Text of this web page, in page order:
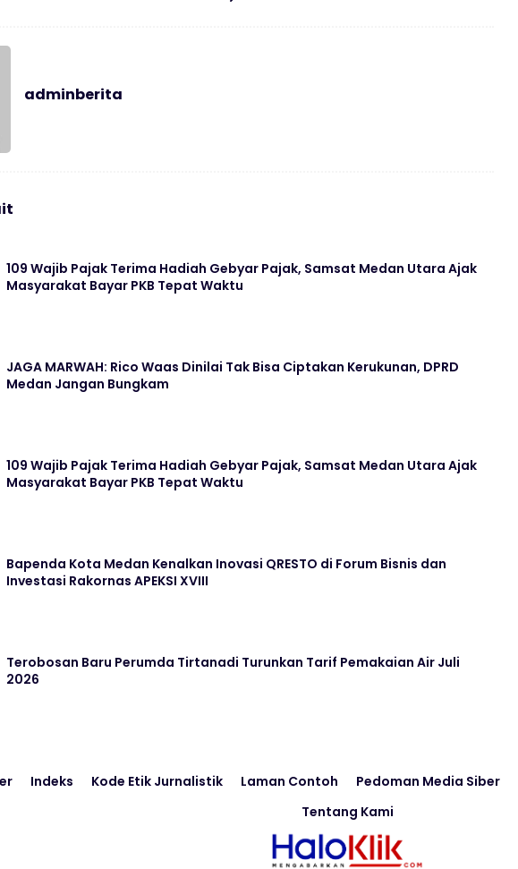
adminberita
109 Wajib Pajak Terima Hadiah Gebyar Pajak, Samsat Medan Utara Ajak
Masyarakat Bayar PKB Tepat Waktu
JAGA MARWAH: Rico Waas Dinilai Tak Bisa Ciptakan Kerukunan, DPRD
Medan Jangan Bungkam
109 Wajib Pajak Terima Hadiah Gebyar Pajak, Samsat Medan Utara Ajak
Masyarakat Bayar PKB Tepat Waktu
Bapenda Kota Medan Kenalkan Inovasi QRESTO di Forum Bisnis dan
Investasi Rakornas APEKSI XVIII
Terobosan Baru Perumda Tirtanadi Turunkan Tarif Pemakaian Air Juli
2026
Indeks Kode Etik Jurnalistik Laman Contoh Pedoman Media Siber
Tentang Kami